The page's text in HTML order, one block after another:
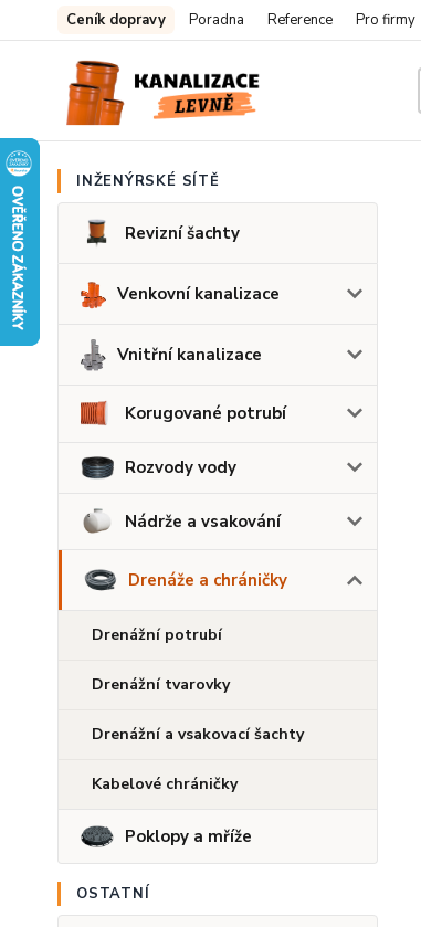
Ceník dopravy Poradna Reference Pro firmy
INŽENÝRSKÉ SÍTĚ
Revizní šachty
Venkovní kanalizace
Vnitřní kanalizace
Korugované potrubí
Rozvody vody
Nádrže a vsakování
Drenáže a chráničky
Drenážní potrubí
Drenážní tvarovky
Drenážní a vsakovací šachty
Kabelové chráničky
Poklopy a mříže
OSTATNÍ